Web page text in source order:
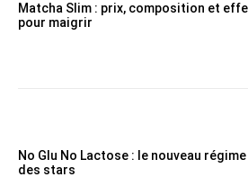
Matcha Slim : prix, composition et
pour maigrir
No Glu No Lactose : le nouveau régime
des stars